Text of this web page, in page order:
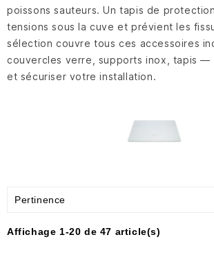
poissons sauteurs. Un tapis de
tensions sous la cuve et prévient les
sélection couvre tous ces accessoires
couvercles verre, supports inox, tapis —
et sécuriser votre installation.
Pertinence
Affichage 1-20 de 47 article(s)